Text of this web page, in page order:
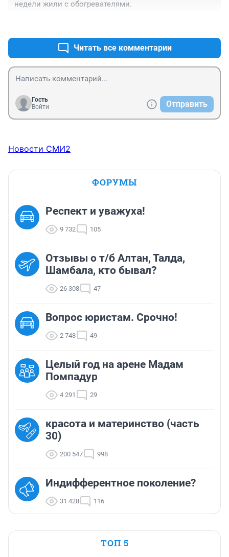
недели жили с обогревателями.
Читать все комментарии
Гость
Войти
Отправить
Новости СМИ2
ФОРУМЫ
Респект и уважуха!
9 732 105
Отзывы о т/б Алтан, Талда,
Шамбала, кто бывал?
26 308 47
Вопрос юристам. Срочно!
2 748 49
Целый год на арене Мадам
Помпадур
4 291 29
красота и материнство (часть
30)
200 547 998
Индифферентное поколение?
31 428 116
ТОП 5